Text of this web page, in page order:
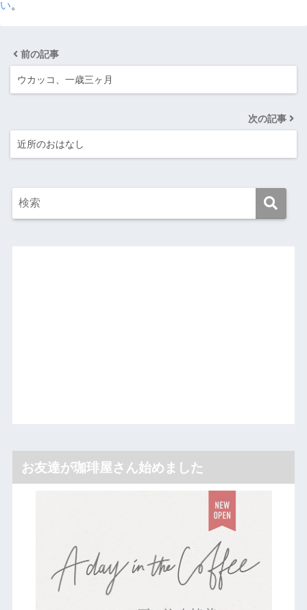
い。
前の記事
ウカッコ、一歳三ヶ月
次の記事
近所のおはなし
お友達が珈琲屋さん始めました